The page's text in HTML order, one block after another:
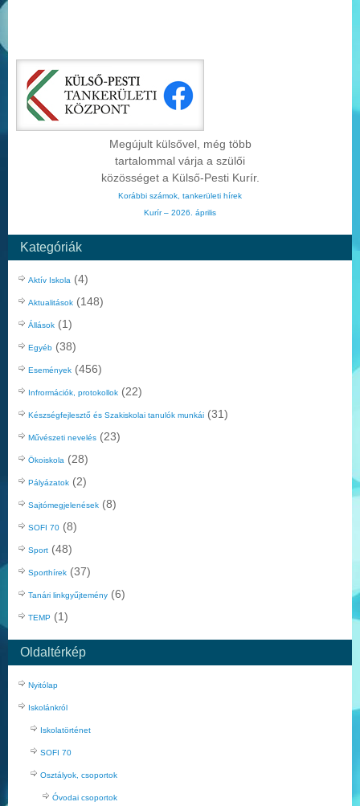
Megújult külsővel, még több
tartalommal várja a szülői
közösséget a Külső-Pesti Kurír.
Korábbi számok, tankerületi hírek
Kurír – 2026. április
Kategóriák
Aktív Iskola (4)
Aktualitások (148)
Állások (1)
Egyéb (38)
Események (456)
Infrormációk, protokollok (22)
Készségfejlesztő és Szakiskolai tanulók munkái (31)
Művészeti nevelés (23)
Ökoiskola (28)
Pályázatok (2)
Sajtómegjelenések (8)
SOFI 70 (8)
Sport (48)
Sporthírek (37)
Tanári linkgyűjtemény (6)
TEMP (1)
Oldaltérkép
Nyitólap
Iskolánkról
Iskolatörténet
SOFI 70
Osztályok, csoportok
Óvodai csoportok